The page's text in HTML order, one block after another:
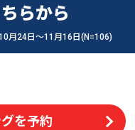
らから
月24日〜11月16日(N=106)
を予約